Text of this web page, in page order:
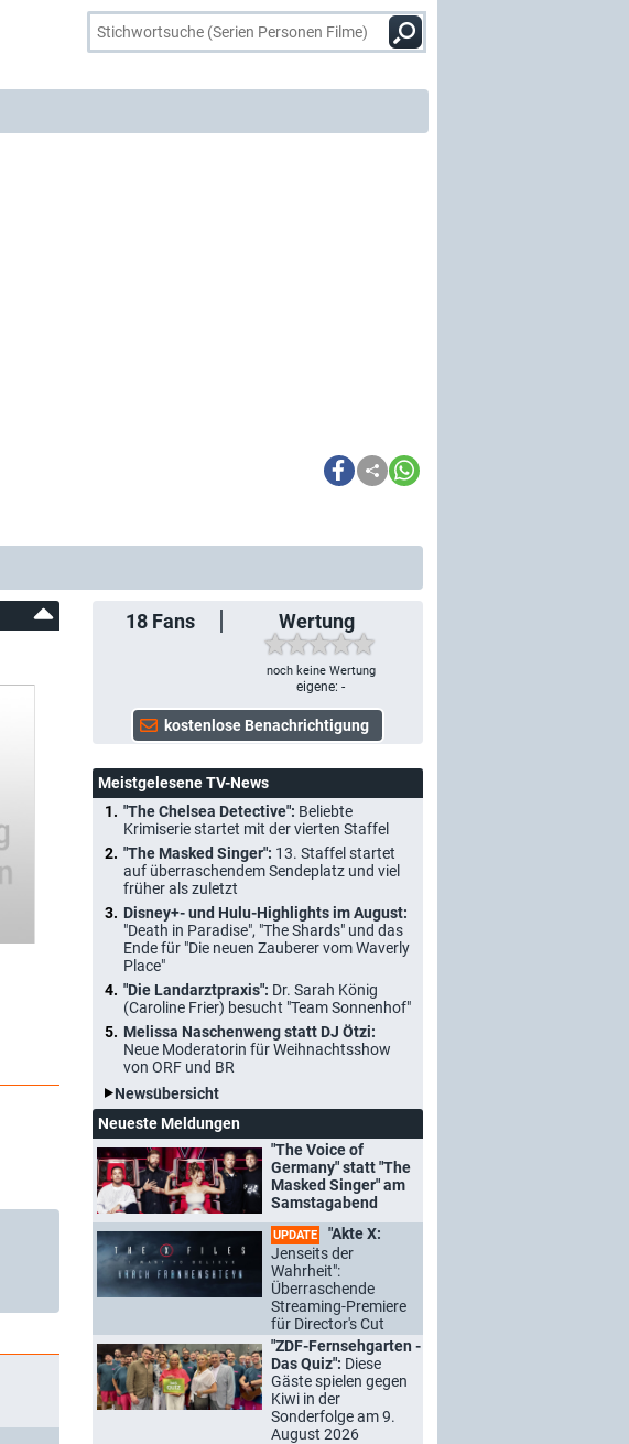
18 Fans Wertung
noch keine Wertung
eigene: -
Meistgelesene TV-News
"The Chelsea Detective": Beliebte
Krimiserie startet mit der vierten Staffel
"The Masked Singer": 13. Staffel startet
auf überraschendem Sendeplatz und viel
früher als zuletzt
Disney+- und Hulu-Highlights im August:
"Death in Paradise", "The Shards" und das
Ende für "Die neuen Zauberer vom Waverly
Place"
"Die Landarztpraxis": Dr. Sarah König
(Caroline Frier) besucht "Team Sonnenhof"
Melissa Naschenweng statt DJ Ötzi:
Neue Moderatorin für Weihnachtsshow
von ORF und BR
Newsübersicht
Neueste Meldungen
"The Voice of
Germany" statt "The
Masked Singer" am
Samstagabend
UPDATE
"Akte X:
Jenseits der
Wahrheit":
Überraschende
Streaming-Premiere
für Director's Cut
"ZDF-Fernsehgarten -
Das Quiz": Diese
Gäste spielen gegen
Kiwi in der
Sonderfolge am 9.
August 2026